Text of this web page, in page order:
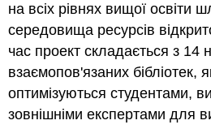
на всіх рівнях вищої освіти
середовища ресурсів
час проект складається з 14
взаємопов'язаних бібліотек,
оптимізуються студентами,
зовнішніми експертами для